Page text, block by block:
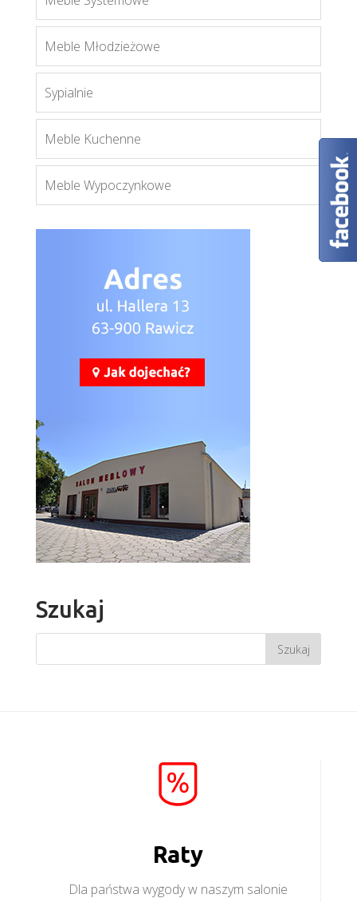
Meble Młodzieżowe
Sypialnie
Meble Kuchenne
Meble Wypoczynkowe
Szukaj
Raty
Dla państwa wygody w naszym salonie